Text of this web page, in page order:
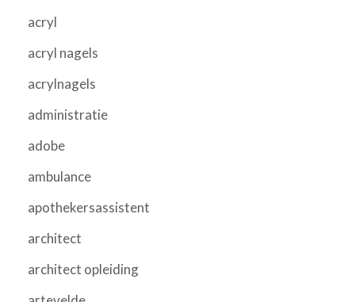
acryl
acryl nagels
acrylnagels
administratie
adobe
ambulance
apothekersassistent
architect
architect opleiding